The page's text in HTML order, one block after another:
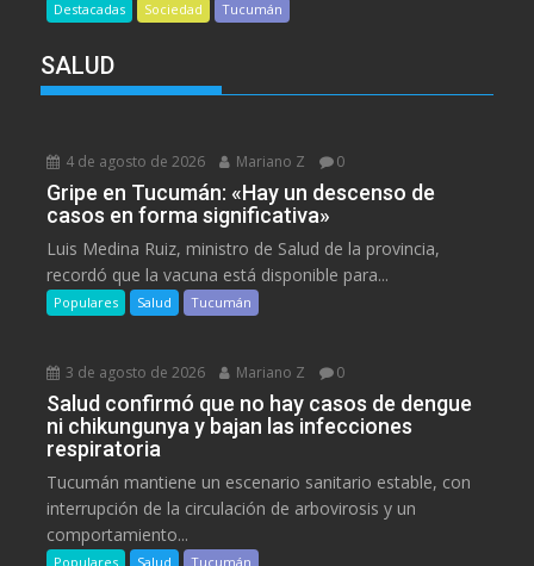
Destacadas Sociedad Tucumán
SALUD
4 de agosto de 2026 Mariano Z 0
Gripe en Tucumán: «Hay un descenso de
casos en forma significativa»
Luis Medina Ruiz, ministro de Salud de la provincia,
recordó que la vacuna está disponible para...
Populares Salud Tucumán
3 de agosto de 2026 Mariano Z 0
Salud confirmó que no hay casos de dengue
ni chikungunya y bajan las infecciones
respiratoria
Tucumán mantiene un escenario sanitario estable, con
interrupción de la circulación de arbovirosis y un
comportamiento...
Populares Salud Tucumán